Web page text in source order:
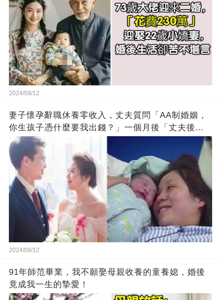
2024/09/12
妻子懷孕辭職休養零收入，丈夫質問「AA制婚姻，
你生孩子憑什麼要我出錢？」一個月後「丈夫後悔
不已」：錢我出一半
2024/09/12
91年師范畢業，我不願娶母親收養的童養媳，婚後
竟成我一生的摯愛！